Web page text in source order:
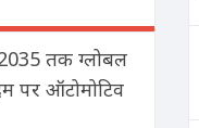
तक ग्लोबल
पर ऑटोमोटिव